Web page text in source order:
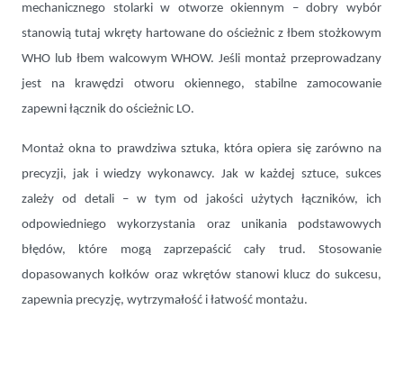
mechanicznego stolarki w otworze okiennym – dobry wybór
stanowią tutaj wkręty hartowane do ościeżnic z łbem stożkowym
WHO lub łbem walcowym WHOW. Jeśli montaż przeprowadzany
jest na krawędzi otworu okiennego, stabilne zamocowanie
zapewni łącznik do ościeżnic LO.
Montaż okna to prawdziwa sztuka, która opiera się zarówno na
precyzji, jak i wiedzy wykonawcy. Jak w każdej sztuce, sukces
zależy od detali – w tym od jakości użytych łączników, ich
odpowiedniego wykorzystania oraz unikania podstawowych
błędów, które mogą zaprzepaścić cały trud. Stosowanie
dopasowanych kołków oraz wkrętów stanowi klucz do sukcesu,
zapewnia precyzję, wytrzymałość i łatwość montażu.